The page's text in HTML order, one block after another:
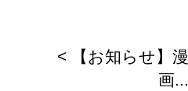
< 【お知らせ】漫
画...